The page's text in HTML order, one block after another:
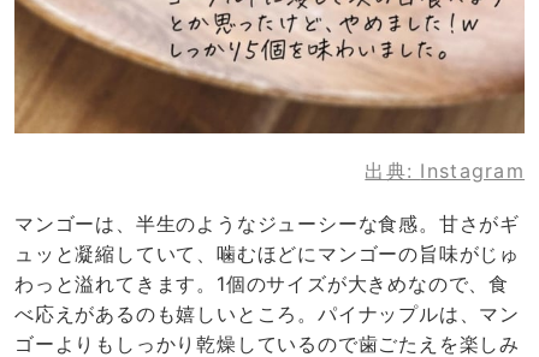
出典: Instagram
マンゴーは、半生のようなジューシーな食感。甘さがギ
ュッと凝縮していて、噛むほどにマンゴーの旨味がじゅ
わっと溢れてきます。1個のサイズが大きめなので、食
べ応えがあるのも嬉しいところ。パイナップルは、マン
ゴーよりもしっかり乾燥しているので歯ごたえを楽しみ